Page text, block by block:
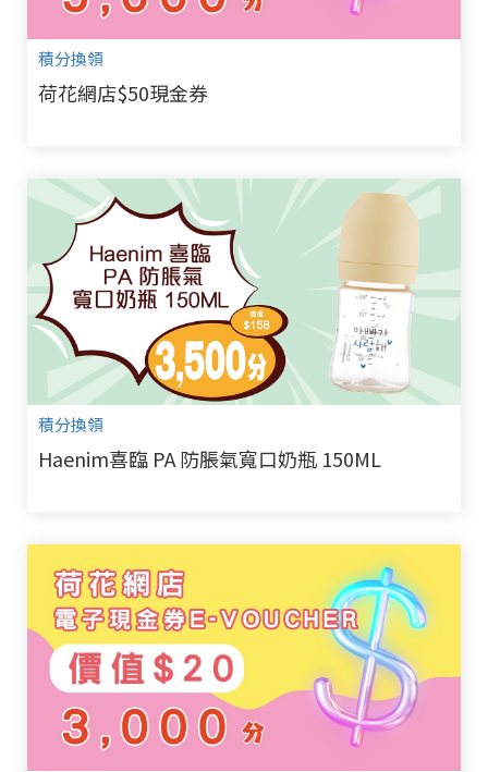
積分換領
荷花網店$50現金券
積分換領
Haenim喜臨 PA 防脹氣寬口奶瓶 150ML